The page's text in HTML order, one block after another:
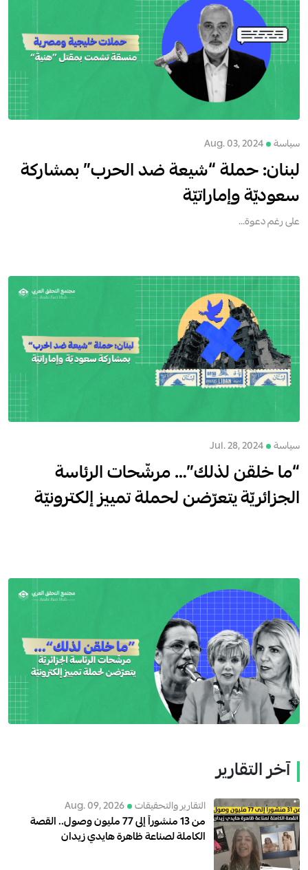
سياسة Aug. 03, 2024
لبنان: حملة “شيعة ضد الحرب” بمشاركة
سعوديّة وإماراتيّة
على رغم دعوة...
سياسة Jul. 28, 2024
“ما خلقن لذلك”… مرشّحات الرئاسة
الجزائريّة يتعرّضن لحملة تمييز إلكترونيّة
آخر التقارير
التقارير والتحقيقات Aug. 09, 2026
من 13 منشوراً إلى 77 مليون وصول.. القصة
الكاملة لصناعة ظاهرة هايدي زيدان